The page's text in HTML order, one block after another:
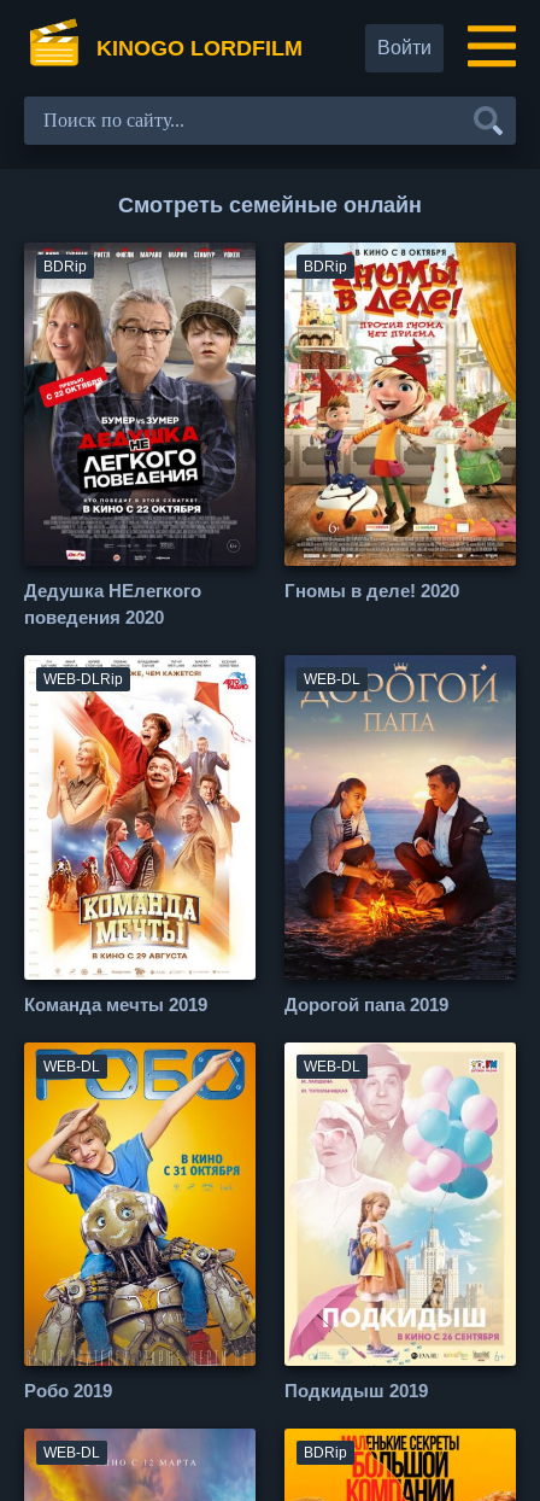
KINOGO LORDFILM Войти
Смотреть семейные онлайн
BDRip
Дедушка НЕлегкого
поведения 2020
BDRip
Гномы в деле! 2020
WEB-DLRip
Команда мечты 2019
WEB-DL
Дорогой папа 2019
WEB-DL
Робо 2019
WEB-DL
Подкидыш 2019
WEB-DL BDRip